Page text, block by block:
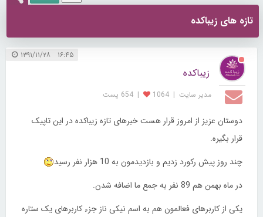
تازه های زیباکده
۱۶:۴۵ ۱۳۹۱/۱۱/۲۸
زیباکده
مدیر سایت |
1064
| 654 پست
دوستان عزیز از امروز قرار هست خبرهای تازه زیباکده در این تاپیک
قرار بگیره.
چند روز پیش رکورد زدیم و بازدیدمون به 10 هزار نفر رسید
در ماه بهمن هم 89 نفر به جمع ما اضافه شدن.
یکی از کاربرهای فعالمون هم به اسم نیکی ناز جزء کاربرهای یک ستاره